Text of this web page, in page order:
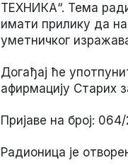
ТЕХНИКА“. Тема
имати прилику да
уметничког
Догађај ће
афирмацију Старих
Пријаве на број:
Радионица је